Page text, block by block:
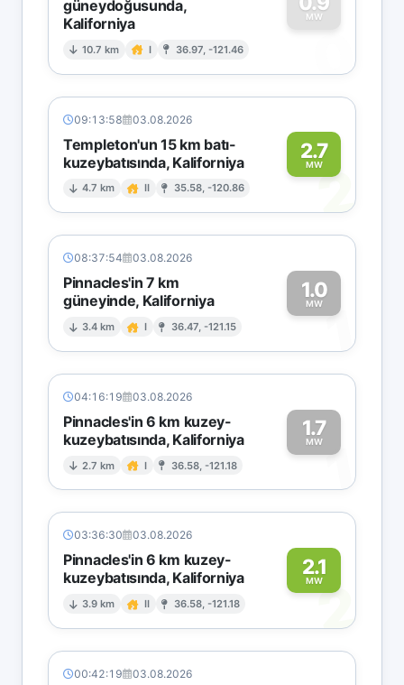
güneydoğusunda,
Kaliforniya
10.7 km I 36.97, -121.46
MW
0
09:13:58 03.08.2026
Templeton'un 15 km batı-
kuzeybatısında, Kaliforniya
4.7 km II 35.58, -120.86
2.7
MW2
08:37:54 03.08.2026
Pinnacles'in 7 km
güneyinde, Kaliforniya
3.4 km I 36.47, -121.15
1.0
MW1
04:16:19 03.08.2026
Pinnacles'in 6 km kuzey-
kuzeybatısında, Kaliforniya
2.7 km I 36.58, -121.18
1.7
MW1
03:36:30 03.08.2026
Pinnacles'in 6 km kuzey-
kuzeybatısında, Kaliforniya
3.9 km II 36.58, -121.18
2.1
MW2
00:42:19 03.08.2026